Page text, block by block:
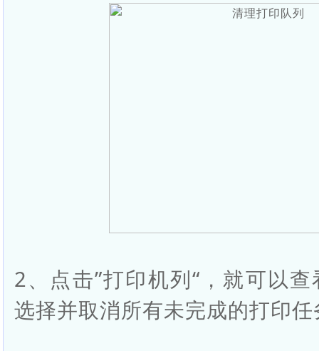
2、点击”打印机列“，就可以
选择并取消所有未完成的打印